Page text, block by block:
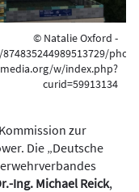
© Natalie Oxford -
w/index.php?
curid=59913134
zur
Die „Deutsche
Ing. Michael Reick,